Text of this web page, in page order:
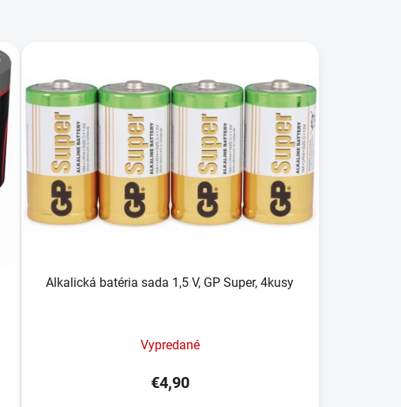
Alkalická batéria sada 1,5 V, GP Super, 4kusy
Vypredané
€4,90